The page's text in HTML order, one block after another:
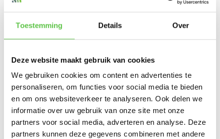
Toestemming Details Over
Deze website maakt gebruik van cookies
We gebruiken cookies om content en advertenties te
personaliseren, om functies voor social media te bieden
en om ons websiteverkeer te analyseren. Ook delen we
informatie over uw gebruik van onze site met onze
partners voor social media, adverteren en analyse. Deze
partners kunnen deze gegevens combineren met andere
Vergelijk Delen
Reviews
Based on 0 reviews
Er zijn nog geen reviews geschreven over dit product..